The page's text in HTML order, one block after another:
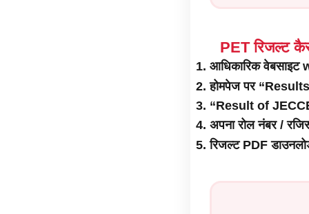
PET रिजल्ट
आधिकारिक वेबसाइट
होमपेज पर
“Result of
अपना रोल नंबर /
रिजल्ट PDF